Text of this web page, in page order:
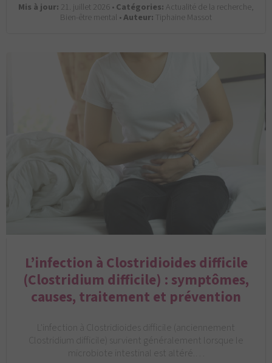
Mis à jour: 21. juillet 2026 •Catégories: Actualité de la recherche,
Bien-être mental •Auteur: Tiphaine Massot
L’infection à Clostridioides difficile
(Clostridium difficile) : symptômes,
causes, traitement et prévention
L'infection à Clostridioides difficile (anciennement
Clostridium difficile) survient généralement lorsque le
microbiote intestinal est altéré.…